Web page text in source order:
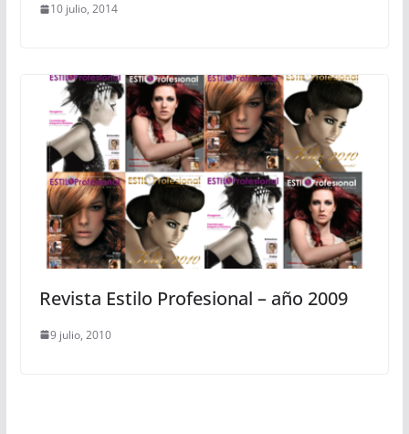
10 julio, 2014
Revista Estilo Profesional – año 2009
9 julio, 2010